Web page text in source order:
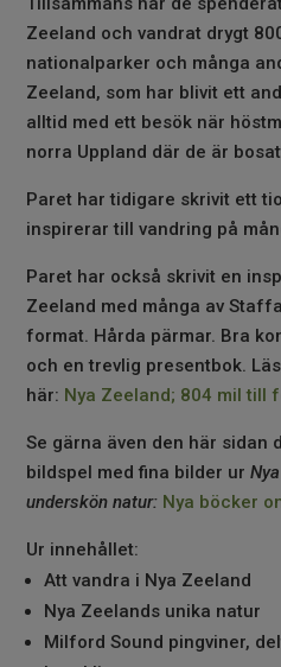
Zeeland och vandrat drygt
nationalparker och många
Zeeland, som har blivit ett
alltid med ett besök när
norra Uppland där de är
Paret har tidigare skrivit ett
inspirerar till vandring på
Paret har också skrivit en
Zeeland med många av
format. Hårda pärmar. Bra
och en trevlig presentbok.
här: Nya Zeeland; 804 mil till
Se gärna även den här sidan
bildspel med fina bilder ur
underskön natur: Nya böcker
Ur innehållet:
Att vandra i Nya Zeeland
Nya Zeelands unika natur
Milford Sound pingviner,